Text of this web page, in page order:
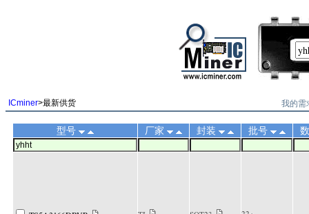
ICminer>最新供货 我的需
型号 厂家 封装 批号